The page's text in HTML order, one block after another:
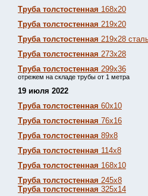
Труба толстостенная 168х20
Труба толстостенная 219х20
Труба толстостенная 219х28
Труба толстостенная 273х28
Труба толстостенная 299х36
отрежем на складе трубы от 1 метра
19 июля 2022
Труба толстостенная 60х10
Труба толстостенная 76х16
Труба толстостенная 89х8
Труба толстостенная 114х8
Труба толстостенная 168х10
Труба толстостенная 245х8
Труба толстостенная 325х14